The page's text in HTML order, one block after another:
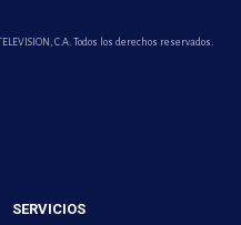
C.A. Todos los derechos reservados.
SERVICIOS